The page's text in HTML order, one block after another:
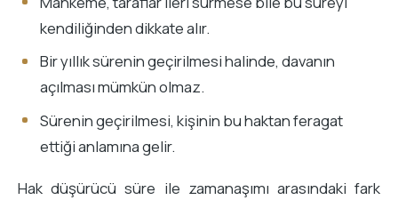
kendiliğinden dikkate alır.
Bir yıllık sürenin geçirilmesi halinde, davanın
açılması mümkün olmaz.
Sürenin geçirilmesi, kişinin bu haktan feragat
ettiği anlamına gelir.
Hak düşürücü süre ile zamanaşımı arasındaki fark